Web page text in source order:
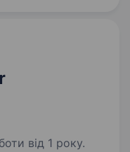
від 1 року.